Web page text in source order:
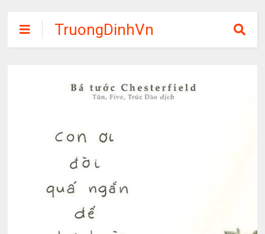
TruongDinhVn
Chia sẽ ebook,
phần mềm học
tập miễn phí